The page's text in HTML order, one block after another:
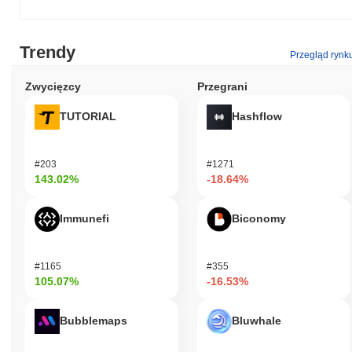
Trendy Przegląd
Zwycięzcy
TUTORIAL
#203
143.02%
Immunefi
#1165
105.07%
Bubblemaps
Przegrani
Hashflow
#1271
-18.64%
Biconomy
#355
-16.53%
Bluwhale